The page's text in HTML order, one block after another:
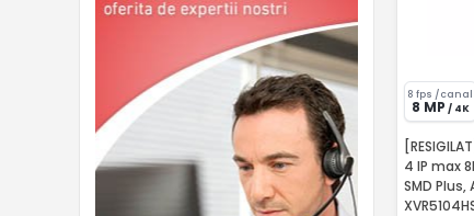
8 fps /canal
8 MP / 4K
4 IP max
SMD